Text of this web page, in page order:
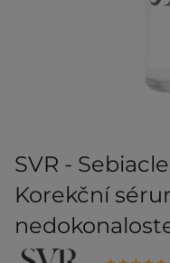
SVR -
Korekční